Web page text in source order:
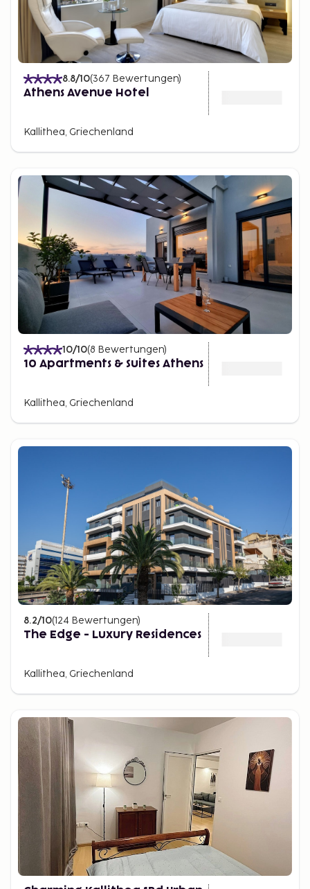
8.8/10(367 Bewertungen)
Athens Avenue Hotel
Kallithea, Griechenland
10/10(8 Bewertungen)
10 Apartments & Suites Athens
Kallithea, Griechenland
8.2/10(124 Bewertungen)
The Edge - Luxury Residences
Kallithea, Griechenland